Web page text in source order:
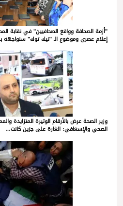
"أزمة الصحافة وواقع الصحافيين" في نقابة
إعلام عصري وموضوع الـ "تيك توك" سنواجهه
وزير الصحة عرض بالأرقام الوتيرة المتزايدة
الصحي والإسعافي: الغارة على جزين كانت…